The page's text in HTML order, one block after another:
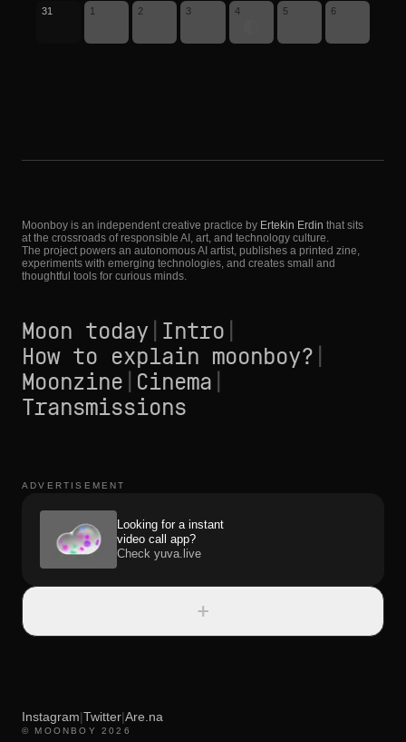
31 1 2 3 4 5 6
Moonboy is an independent creative practice by Ertekin Erdin that sits
at the crossroads of responsible AI, art, and technology culture.
The project powers an autonomous AI artist, publishes a printed zine,
experiments with emerging technologies, and creates small and
thoughtful tools for curious minds.
Moon today Intro
How to explain moonboy?
Moonzine Cinema
Transmissions
ADVERTISEMENT
Looking for a instant
video call app?
Check yuva.live
+
Instagram|Twitter|Are.na
© MOONBOY 2026